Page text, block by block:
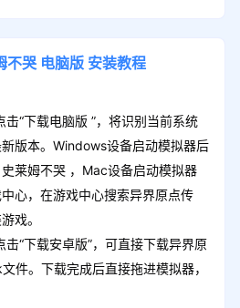
不哭 电脑版 安装教程
“下载电脑版 ”，将识别当前系统
版本。Windows设备启动模拟器后
莱姆不哭 ，Mac设备启动模拟器
心，在游戏中心搜索异界原点传
戏。
“下载安卓版”，可直接下载异界原
件。下载完成后直接拖进模拟器，